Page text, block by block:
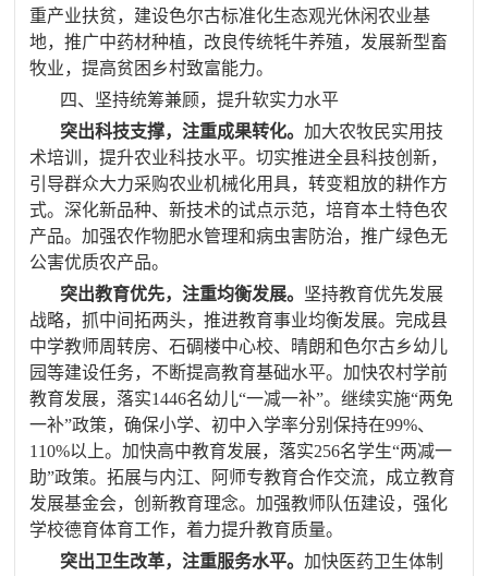
重产业扶贫，建设色尔古标准化生态观光休闲农业基
地，推广中药材种植，改良传统牦牛养殖，发展新型畜
牧业，提高贫困乡村致富能力。
四、坚持统筹兼顾，提升软实力水平
突出科技支撑，注重成果转化。加大农牧民实用技
术培训，提升农业科技水平。切实推进全县科技创新，
引导群众大力采购农业机械化用具，转变粗放的耕作方
式。深化新品种、新技术的试点示范，培育本土特色农
产品。加强农作物肥水管理和病虫害防治，推广绿色无
公害优质农产品。
突出教育优先，注重均衡发展。 坚持教育优先发展
战略，抓中间拓两头，推进教育事业均衡发展。完成县
中学教师周转房、石碉楼中心校、晴朗和色尔古乡幼儿
园等建设任务，不断提高教育基础水平。加快农村学前
教育发展，落实1446名幼儿“一减一补”。继续实施“两免
一补”政策，确保小学、初中入学率分别保持在99%、
110%以上。加快高中教育发展，落实256名学生“两减一
助”政策。拓展与内江、阿师专教育合作交流，成立教育
发展基金会，创新教育理念。加强教师队伍建设，强化
学校德育体育工作，着力提升教育质量。
突出卫生改革，注重服务水平。加快医药卫生体制